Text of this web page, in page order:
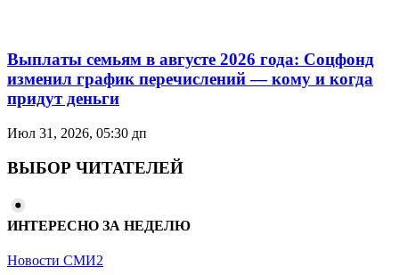
Выплаты семьям в августе 2026 года: Соцфонд
изменил график перечислений — кому и когда
придут деньги
Июл 31, 2026, 05:30 дп
ВЫБОР ЧИТАТЕЛЕЙ
ИНТЕРЕСНО ЗА НЕДЕЛЮ
Новости СМИ2